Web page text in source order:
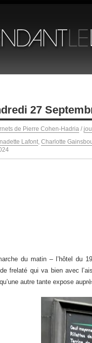
27
de Pierre Cohen-Hadria /
Lafont, Charlotte
du matin – l’hôtel du
frelaté qui va bien avec
autre tante expose